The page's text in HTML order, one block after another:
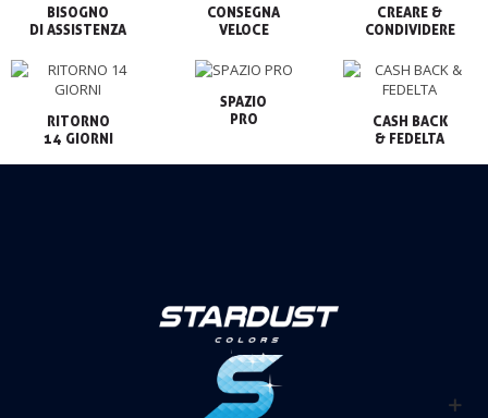
BISOGNO
CONSEGNA
VELOCE
CREARE &
CONDIVIDERE
RITORNO
14 GIORNI
SPAZIO
PRO
CASH BACK
& FEDELTA